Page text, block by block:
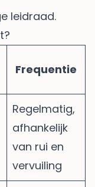
leidraad.
Frequentie
Regelmatig,
afhankelijk
van rui en
vervuiling